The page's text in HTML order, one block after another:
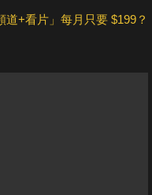
道+看片」每月只要 $199？